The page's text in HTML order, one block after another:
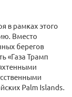
в рамках этого
Вместо
берегов
«Газа Трамп
Palm Islands.